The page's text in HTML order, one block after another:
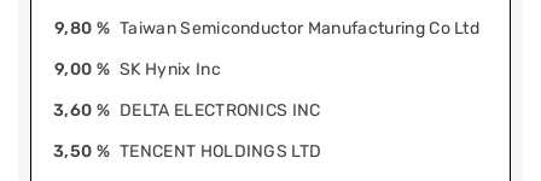
9,80 % Taiwan Semiconductor Manufacturing Co Ltd
9,00 % SK Hynix Inc
3,60 % DELTA ELECTRONICS INC
3,50 % TENCENT HOLDINGS LTD